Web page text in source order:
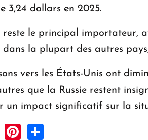
3,24 dollars en 2025.
reste le principal importateur,
dans la plupart des autres
vers les États-Unis ont
que la Russie restent
un impact significatif sur la
TwitterPinterest